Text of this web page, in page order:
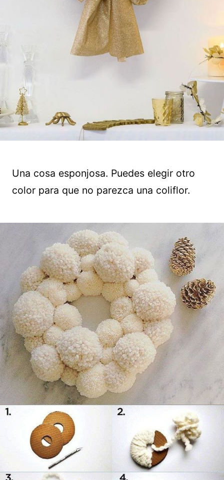
Una cosa esponjosa. Puedes elegir otro
color para que no parezca una coliflor.